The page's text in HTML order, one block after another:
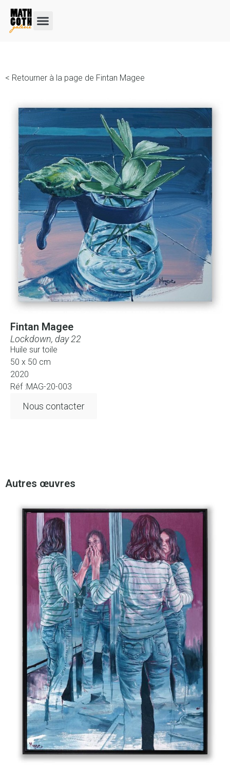
< Retourner à la page de Fintan Magee
Fintan Magee
Lockdown, day 22
Huile sur toile
50 x 50 cm
2020
Réf :MAG-20-003
Nous contacter
Autres œuvres